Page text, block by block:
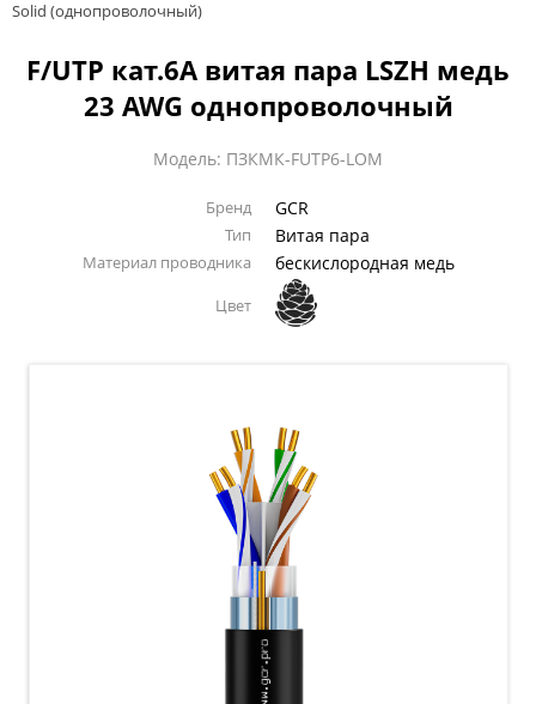
Solid (однопроволочный)
F/UTP кат.6А витая пара LSZH медь
23 AWG однопроволочный
Модель: ПЗКМК-FUTP6-LOM
Бренд GCR
Тип Витая пара
Материал проводника бескислородная медь
Цвет